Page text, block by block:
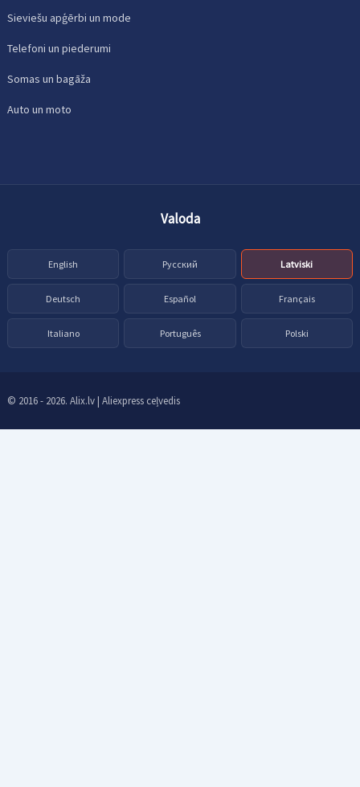
Sieviešu apģērbi un mode
Telefoni un piederumi
Somas un bagāža
Auto un moto
Valoda
English Русский Latviski
Deutsch Español Français
Italiano Português Polski
© 2016 - 2026. Alix.lv | Aliexpress ceļvedis